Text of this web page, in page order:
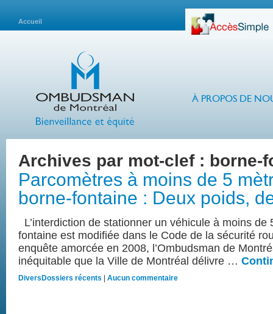
Accueil
À PROPOS DE
Archives par mot-clef : borne-
Parcomètres à moins de 5
borne-fontaine : Deux poids,
L’interdiction de stationner un véhicule à moins de
fontaine est modifiée dans le Code de la sécurité
enquête amorcée en 2008, l’Ombudsman de
inéquitable que la Ville de Montréal délivre …
Divers Dossiers récents Aucun commentaire